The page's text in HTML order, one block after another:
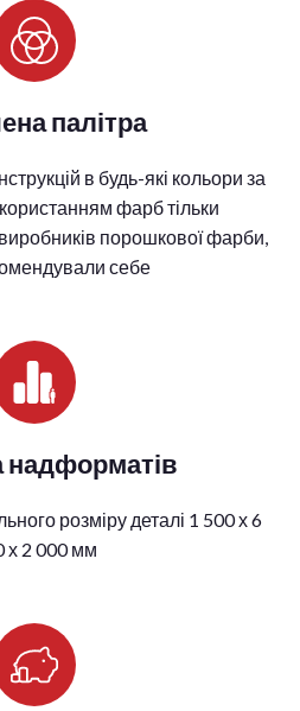
палітра
в будь-які кольори за
фарб тільки
порошкової фарби,
себе
надформатів
розміру деталі 1 500 х 6
х 2 000 мм